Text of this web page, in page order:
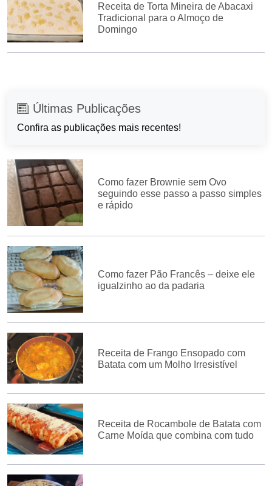
Receita de Torta Mineira de Abacaxi
Tradicional para o Almoço de
Domingo
Últimas Publicações
Confira as publicações mais recentes!
Como fazer Brownie sem Ovo
seguindo esse passo a passo simples
e rápido
Como fazer Pão Francês – deixe ele
igualzinho ao da padaria
Receita de Frango Ensopado com
Batata com um Molho Irresistível
Receita de Rocambole de Batata com
Carne Moída que combina com tudo